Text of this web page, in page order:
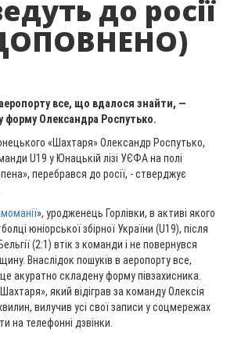
до росії
все, що вдалося знайти, —
форму Олександра Роспутько.
«Шахтаря» Олександр Роспутько,
U19 у Юнацькій лізі УЄФА на полі
перебрався до росії, - стверджує
», уродженець Горлівки, в активі якого
юніорської збірної України (U19), після
(2:1) втік з команди і не повернувся
Внаслідок пошуків в аеропорту все,
акуратно складену форму півзахисника.
який відіграв за команду Олексія
хвилин, вилучив усі свої записи у соцмережах
на телефонні дзвінки.